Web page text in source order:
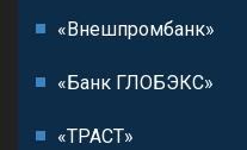
«Внешпромбанк»
«Банк ГЛОБЭКС»
«ТРАСТ»